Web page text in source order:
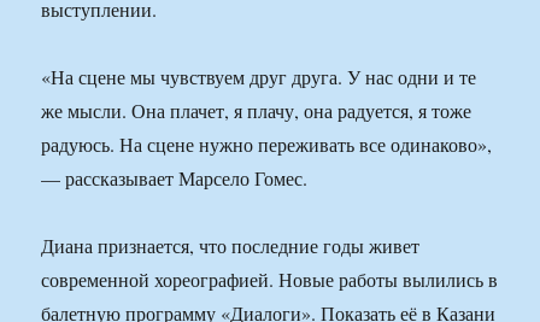
выступлении.
«На сцене мы чувствуем друг друга. У нас одни и те
же мысли. Она плачет, я плачу, она радуется, я тоже
радуюсь. На сцене нужно переживать все одинаково»,
— рассказывает Марсело Гомес.
Диана признается, что последние годы живет
современной хореографией. Новые работы вылились в
балетную программу «Диалоги». Показать её в Казани